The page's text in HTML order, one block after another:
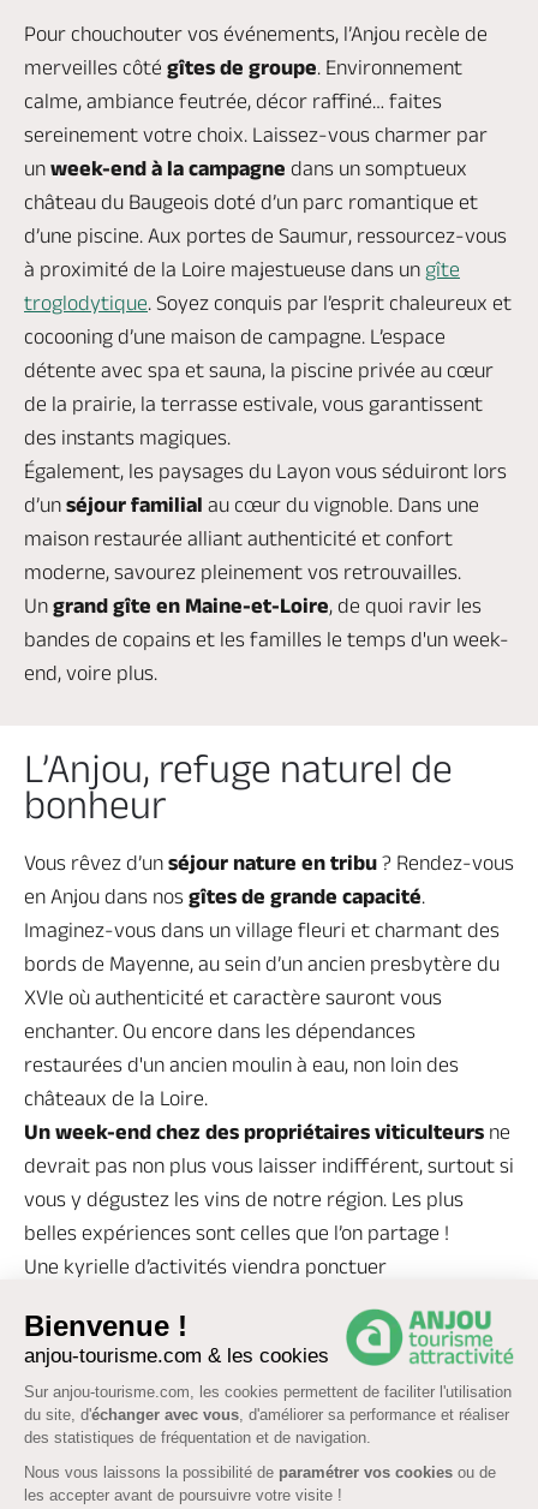
Bienvenue !
anjou-tourisme.com & les cookies
Sur anjou-tourisme.com, les cookies permettent de faciliter l'utilisation
du site, d'échanger avec vous, d'améliorer sa performance et réaliser
des statistiques de fréquentation et de navigation.
Nous vous laissons la possibilité de paramétrer vos cookies ou de
les accepter avant de poursuivre votre visite !
Pour chouchouter vos événements, l’Anjou recèle de
merveilles côté gîtes de groupe. Environnement
calme, ambiance feutrée, décor raffiné… faites
sereinement votre choix. Laissez-vous charmer par
un week-end à la campagne dans un somptueux
château du Baugeois doté d’un parc romantique et
d’une piscine. Aux portes de Saumur, ressourcez-vous
à proximité de la Loire majestueuse dans un gîte
troglodytique. Soyez conquis par l’esprit chaleureux et
cocooning d’une maison de campagne. L’espace
détente avec spa et sauna, la piscine privée au cœur
de la prairie, la terrasse estivale, vous garantissent
des instants magiques.
Également, les paysages du Layon vous séduiront lors
d’un séjour familial au cœur du vignoble. Dans une
maison restaurée alliant authenticité et confort
moderne, savourez pleinement vos retrouvailles.
Un grand gîte en Maine-et-Loire, de quoi ravir les
bandes de copains et les familles le temps d'un week-
end, voire plus.
L’Anjou, refuge naturel de
bonheur
Vous rêvez d’un séjour nature en tribu ? Rendez-vous
en Anjou dans nos gîtes de grande capacité.
Imaginez-vous dans un village fleuri et charmant des
bords de Mayenne, au sein d’un ancien presbytère du
XVIe où authenticité et caractère sauront vous
enchanter. Ou encore dans les dépendances
restaurées d'un ancien moulin à eau, non loin des
châteaux de la Loire.
Un week-end chez des propriétaires viticulteurs ne
devrait pas non plus vous laisser indifférent, surtout si
vous y dégustez les vins de notre région. Les plus
belles expériences sont celles que l’on partage !
Une kyrielle d’activités viendra ponctuer
de Loire,balades fluviales
, flâneries bucoliques dans
lesparcs et jardins, immersion dans
lestroglodytes,promenades à vélo, sorties culturelles,
etc.